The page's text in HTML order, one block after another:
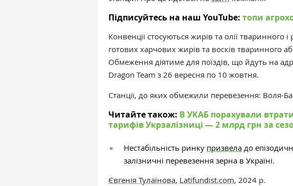
Підписуйтесь на наш YouTube: топи
Конвенції стосуються жирів та олії тваринного
готових харчових жирів та восків тваринного
Обмеження діятиме для поїздів, що йдуть на
Dragon Team з 26 вересня по 10 жовтня.
Станції, до яких обмежили перевезення: Воля-
Читайте також: В УКАБ порахували
тарифів Укрзалізниці — 2 млрд грн за
Нестабільність ринку призвела до
залізничні перевезення зерна в Україні.
Євгенія Тулаїнова, Latifundist.com, 2024 р.